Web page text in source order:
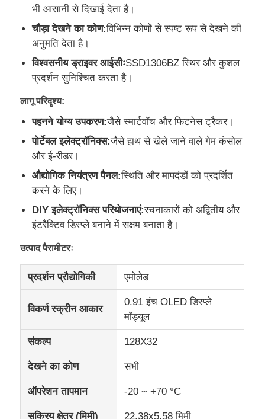
हमारे बारे में
कारखाने का दौरा
गुणवत्ता नियंत्रण
हमसे संपर्क करें
समाचार
मामले
टीएफटी एलसीडी टच स्क्रीन
पोर्टेबल एलसीडी मॉनिटर
OLED डिस्प्ले मॉड्यूल
भी आसानी से दिखाई देता है।
चौड़ा देखने का कोण:विभिन्न कोणों से स्पष्ट रूप से देखने की
अनुमति देता है।
विश्वसनीय ड्राइवर आईसीःSSD1306BZ स्थिर और कुशल
प्रदर्शन सुनिश्चित करता है।
लागू परिदृश्य:
पहनने योग्य उपकरण:जैसे स्मार्टवॉच और फिटनेस ट्रैकर।
पोर्टेबल इलेक्ट्रॉनिक्स:जैसे हाथ से खेले जाने वाले गेम कंसोल
और ई-रीडर।
औद्योगिक नियंत्रण पैनल:स्थिति और मापदंडों को प्रदर्शित
करने के लिए।
DIY इलेक्ट्रॉनिक्स परियोजनाएं:रचनाकारों को अद्वितीय और
इंटरैक्टिव डिस्प्ले बनाने में सक्षम बनाता है।
उत्पाद पैरामीटरः
प्रदर्शन प्रौद्योगिकी एमोलेड
विकर्ण स्क्रीन आकार
0.91 इंच OLED डिस्प्ले
मॉड्यूल
संकल्प 128X32
देखने का कोण सभी
ऑपरेशन तापमान -20 ~ +70 °C
सक्रिय क्षेत्र (मिमी) 22.38x5.58 मिमी